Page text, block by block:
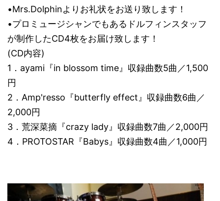
•Mrs.Dolphinよりお礼状をお送り致します！
•プロミュージシャンでもあるドルフィンスタッフ
が制作したCD4枚をお届け致します！
(CD内容)
1．ayami『in blossom time』収録曲数5曲／1,500
円
2．Amp'resso『butterfly effect』収録曲数6曲／
2,000円
3．荒深菜摘『crazy lady』収録曲数7曲／2,000円
4．PROTOSTAR『Babys』収録曲数4曲／1,000円